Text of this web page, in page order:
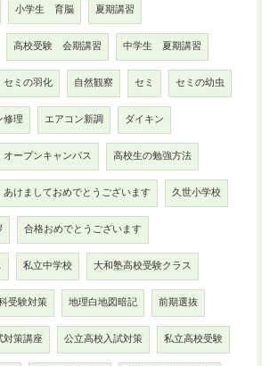
小学生 育脳 夏期講習
高校受験 会期講習 中学生 夏期講習
セミの羽化 自然観察 セミ セミの幼虫
修理 エアコン新調 ダイキン
オープンキャンパス 高校生の勉強方法
あけましておめでとうございます 久世小学校
合格おめでとうございます
私立中学校 大和塾高校受験クラス
受験対策 地理白地図暗記 前期選抜
対策講座 公立高校入試対策 私立高校受験